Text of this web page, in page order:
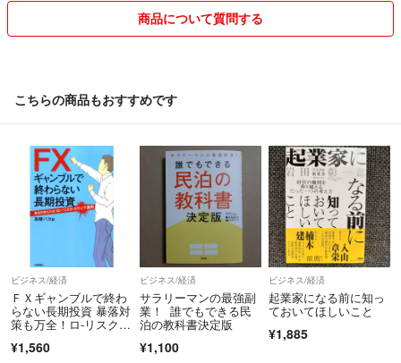
商品について質問する
こちらの商品もおすすめです
ビジネス/経済
ＦＸギャンブルで終わ
らない長期投資 暴落対
策も万全！ロ-リスク・
論社/為替バカ（単行本
¥1,560
ビジネス/経済
サラリーマンの最強副
業！ 誰でもできる民
泊の教科書決定版
¥1,100
ビジネス/経済
起業家になる前に知っ
ておいてほしいこと
¥1,885